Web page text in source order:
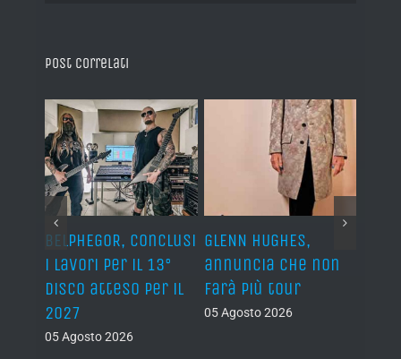
Post correlati
BELPHEGOR, conclusi
i lavori per il 13°
disco atteso per il
2027
05 Agosto 2026
GLENN HUGHES,
annuncia che non
farà più tour
05 Agosto 2026